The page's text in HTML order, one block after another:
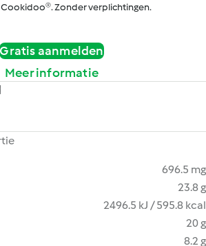
Zonder verplichtingen.
Gratis aanmelden
Meer informatie
696.5 mg
23.8 g
2496.5 kJ / 595.8 kcal
20 g
8.2 g